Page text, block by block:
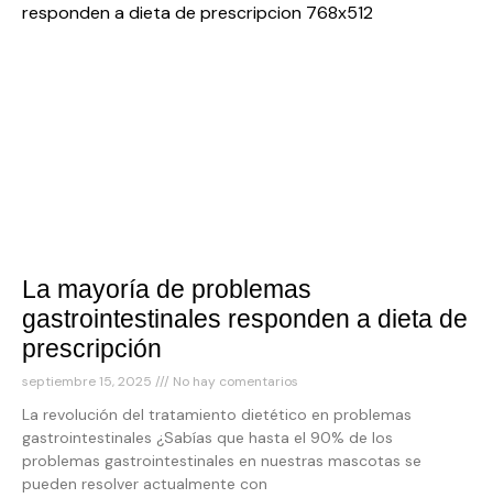
La mayoría de problemas
gastrointestinales responden a dieta de
prescripción
septiembre 15, 2025 No hay comentarios
La revolución del tratamiento dietético en problemas
gastrointestinales ¿Sabías que hasta el 90% de los
problemas gastrointestinales en nuestras mascotas se
pueden resolver actualmente con